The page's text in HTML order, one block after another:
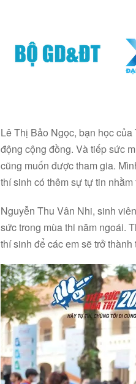
Lê Thị Bảo Ngọc, bạn học
động cộng đồng. Và tiếp sức
cũng muốn được tham gia.
thí sinh có thêm sự tự tin nhằm
Nguyễn Thu Vân Nhi, sinh
sức trong mùa thi năm ngoái.
thí sinh để các em sẽ trở